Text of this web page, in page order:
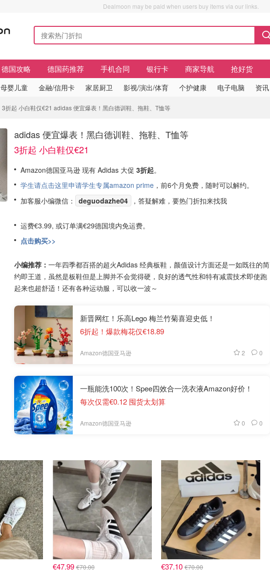
Dealmoon may be paid when users buy items via our links.
德国攻略 德国药推荐 手机合同 银行卡 商家导航 抢好货
母婴儿童 金融/信用卡 家居厨卫 影视/演出/体育 个护健康 电子电脑 资讯
3折起 小白鞋仅€21 adidas 便宜爆表！黑白德训鞋、拖鞋、T恤等
adidas 便宜爆表！黑白德训鞋、拖鞋、T恤等
3折起 小白鞋仅€21
Amazon德国亚马逊 现有 Adidas 大促 3折起。
学生请点击这里申请学生专属amazon prime ，前6个月免费，随时可以解约。
加客服小编微信：
deguodazhe04 ，答疑解难，要热门折扣来找我
运费€3.99, 或订单满€29德国境内免运费。
点击购买>>
小编推荐： 一年四季都百搭的超火Adidas 经典板鞋，颜值设计方面还是一如既往的简
约即王道，虽然是板鞋但是上脚并不会觉得硬，良好的透气性和特有减震技术即使跑
起来也超舒适！还有各种运动服，可以收一波～
新晋网红！乐高Lego 梅兰竹菊喜迎史低！
6折起！爆款梅花仅€18.89
Amazon德国亚马逊 2 0
一瓶能洗100次！Spee四效合一洗衣液Amazon好价！
每次仅需€0.12 囤货太划算
Amazon德国亚马逊 0 0
€47.99€70.00 €37.10 €70.00